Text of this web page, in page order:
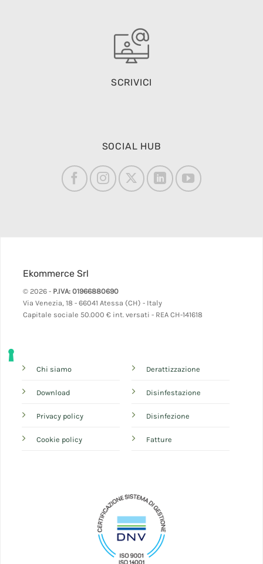
SCRIVICI
SOCIAL HUB
Ekommerce Srl
© 2026 - P.IVA: 01966880690
Via Venezia, 18 - 66041 Atessa (CH) - Italy
Capitale sociale 50.000 € int. versati - REA CH-141618
Chi siamo
Download
Privacy policy
Cookie policy
Derattizzazione
Disinfestazione
Disinfezione
Fatture